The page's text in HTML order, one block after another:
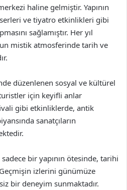
haline gelmiştir. Yapının
ve tiyatro etkinlikleri gibi
sağlamıştır. Her yıl
mistik atmosferinde tarih ve
düzenlenen sosyal ve kültürel
için keyifli anlar
gibi etkinliklerde, antik
sanatçıların
bir yapının ötesinde, tarihi
Geçmişin izlerini günümüze
bir deneyim sunmaktadır.